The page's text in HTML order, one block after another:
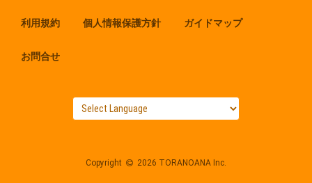
利用規約 個人情報保護方針 ガイドマップ
お問合せ
Copyright 2026 TORANOANA Inc.